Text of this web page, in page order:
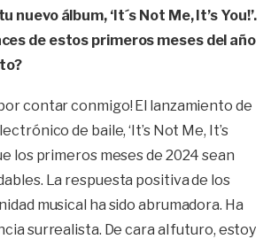
nuevo álbum, ‘It´s Not Me, It’s You!’.
de estos primeros meses del año
contar conmigo! El lanzamiento de
de baile, ‘It’s Not Me, It’s
los primeros meses de 2024 sean
La respuesta positiva de los
musical ha sido abrumadora. Ha
surrealista. De cara al futuro, estoy